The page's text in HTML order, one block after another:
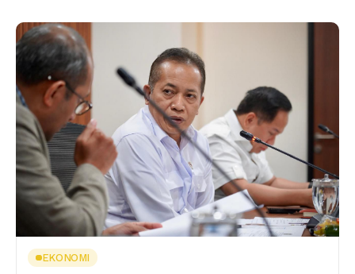
EKONOMI